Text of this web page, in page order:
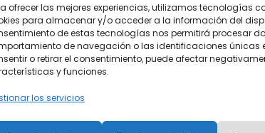
ofrecer las mejores experiencias, utilizamos tecnologías
para almacenar y/o acceder a la información del
de estas tecnologías nos permitirá procesar
de navegación o las identificaciones únicas
o retirar el consentimiento, puede afectar
y funciones.
los servicios
reconocimiento de la espalda, creando un
que harán las veces de un masaje.
relax y masaje no dudes en venir a